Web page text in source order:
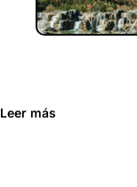
Leer más